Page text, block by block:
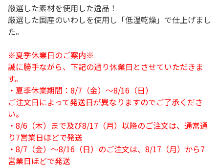
厳選した素材を使用した逸品！
厳選した国産のいわしを使用し「低温乾燥」で仕上げまし
た。
※夏季休業日のご案内※
誠に勝手ながら、下記の通り休業日とさせていただきま
す。
・夏季休業期間：8/7（金）～8/16（日）
ご注文日によって発送日が異なりますのでご了承くださ
い。
・8/6（木）まで及び8/17（月）以降のご注文は、通常通
り7営業日ほどで発送
・8/7（金）～8/16（日）のご注文は、8/17（月）から7
営業日ほどで発送